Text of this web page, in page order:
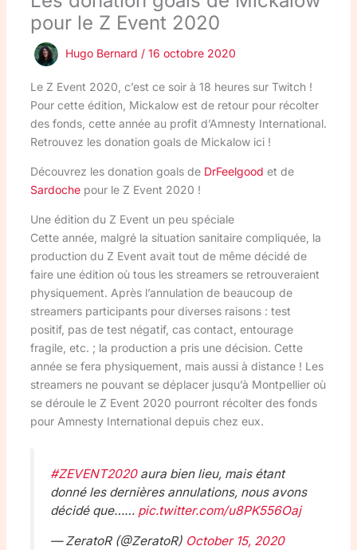
pour le Z Event 2020
Hugo Bernard / 16 octobre 2020
Le Z Event 2020, c’est ce soir à 18 heures sur Twitch !
Pour cette édition, Mickalow est de retour pour récolter
des fonds, cette année au profit d’Amnesty International.
Retrouvez les donation goals de Mickalow ici !
Découvrez les donation goals de DrFeelgood et de
Sardochepour le Z Event 2020 !
Une édition du Z Event un peu spéciale
Cette année, malgré la situation sanitaire compliquée, la
production du Z Event avait tout de même décidé de
faire une édition où tous les streamers se retrouveraient
physiquement. Après l’annulation de beaucoup de
streamers participants pour diverses raisons : test
positif, pas de test négatif, cas contact, entourage
fragile, etc. ; la production a pris une décision. Cette
année se fera physiquement, mais aussi à distance ! Les
streamers ne pouvant se déplacer jusqu’à Montpellier où
se déroule le Z Event 2020 pourront récolter des fonds
pour Amnesty International depuis chez eux.
#ZEVENT2020aura bien lieu, mais étant
donné les dernières annulations, nous avons
décidé que…… pic.twitter.com/u8PK556Oaj
— ZeratoR (@ZeratoR) October 15, 2020